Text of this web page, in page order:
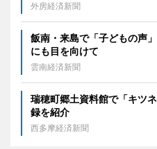
外房経済新聞
飯南・来島で「子どもの声
にも目を向けて
雲南経済新聞
瑞穂町郷土資料館で「キツ
録を紹介
西多摩経済新聞